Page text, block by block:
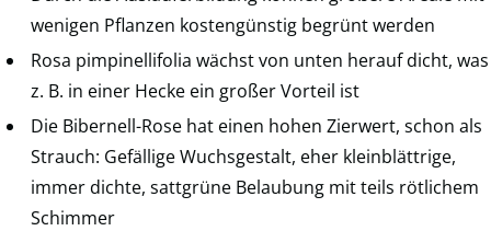
wenigen Pflanzen kostengünstig begrünt werden
Rosa pimpinellifolia wächst von unten herauf dicht, was
z. B. in einer Hecke ein großer Vorteil ist
Die Bibernell-Rose hat einen hohen Zierwert, schon als
Strauch: Gefällige Wuchsgestalt, eher kleinblättrige,
immer dichte, sattgrüne Belaubung mit teils rötlichem
Schimmer